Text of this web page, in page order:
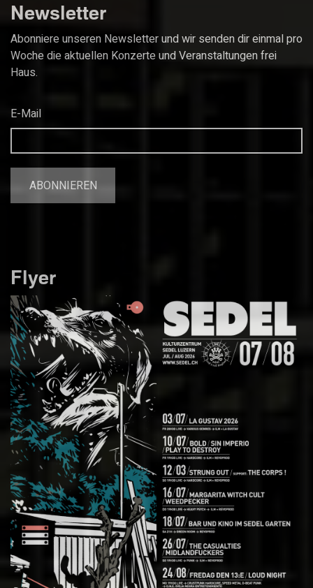
Newsletter
Abonniere unseren Newsletter und wir senden dir einmal pro
Woche die aktuellen Konzerte und Veranstaltungen frei
Haus.
E-Mail
Flyer